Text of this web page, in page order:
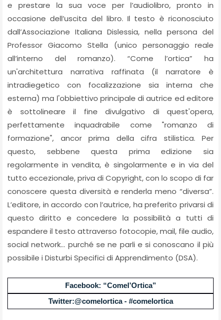
e prestare la sua voce per l’audiolibro, pronto in
occasione dell’uscita del libro. Il testo è riconosciuto
dall’Associazione Italiana Dislessia, nella persona del
Professor Giacomo Stella (unico personaggio reale
all’interno del romanzo). “Come l’ortica” ha
un'architettura narrativa raffinata (il narratore è
intradiegetico con focalizzazione sia interna che
esterna) ma l'obbiettivo principale di autrice ed editore
è sottolineare il fine divulgativo di quest'opera,
perfettamente inquadrabile come "romanzo di
formazione", ancor prima della cifra stilistica. Per
questo, sebbene questa prima edizione sia
regolarmente in vendita, è singolarmente e in via del
tutto eccezionale, priva di Copyright, con lo scopo di far
conoscere questa diversità e renderla meno “diversa”.
L’editore, in accordo con l’autrice, ha preferito privarsi di
questo diritto e concedere la possibilità a tutti di
espandere il testo attraverso fotocopie, mail, file audio,
social network… purché se ne parli e si conoscano il più
possibile i Disturbi Specifici di Apprendimento (DSA).
Facebook: “Comel’Ortica”
Twitter:@comelortica - #comelortica